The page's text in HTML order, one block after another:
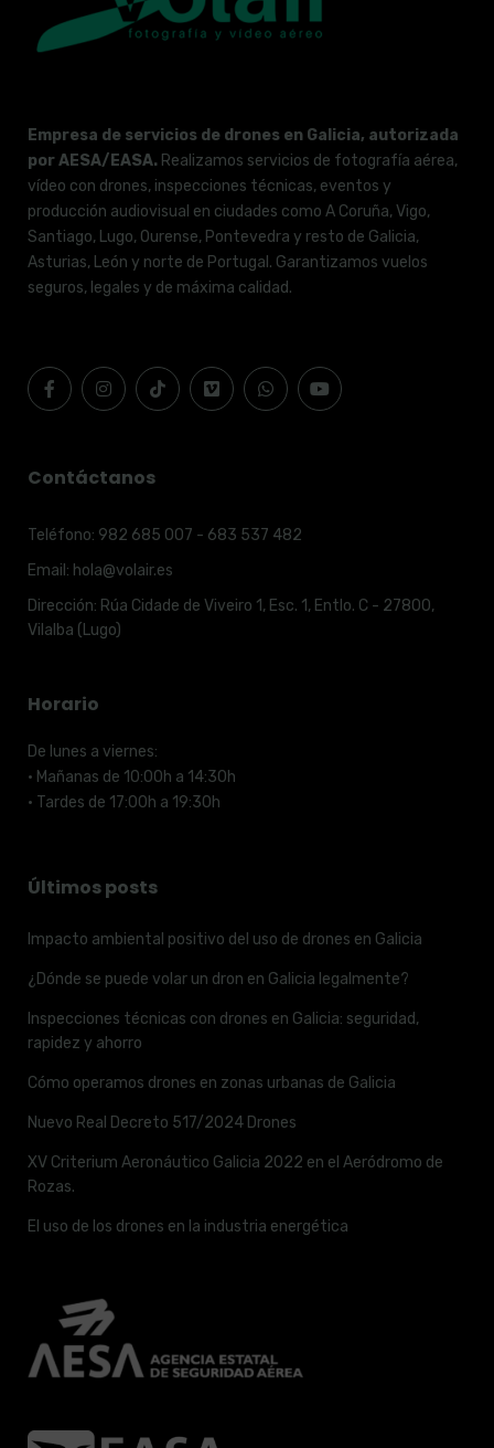
Empresa de servicios de drones en Galicia, autorizada
por AESA/EASA. Realizamos servicios de fotografía aérea,
vídeo con drones, inspecciones técnicas, eventos y
producción audiovisual en ciudades como A Coruña, Vigo,
Santiago, Lugo, Ourense, Pontevedra y resto de Galicia,
Asturias, León y norte de Portugal. Garantizamos vuelos
seguros, legales y de máxima calidad.
Contáctanos
Teléfono: 982 685 007 - 683 537 482
Email: hola@volair.es
Dirección: Rúa Cidade de Viveiro 1, Esc. 1, Entlo. C - 27800,
Vilalba (Lugo)
Horario
De lunes a viernes:
· Mañanas de 10:00h a 14:30h
· Tardes de 17:00h a 19:30h
Últimos posts
Impacto ambiental positivo del uso de drones en Galicia
¿Dónde se puede volar un dron en Galicia legalmente?
Inspecciones técnicas con drones en Galicia: seguridad,
rapidez y ahorro
Cómo operamos drones en zonas urbanas de Galicia
Nuevo Real Decreto 517/2024 Drones
XV Criterium Aeronáutico Galicia 2022 en el Aeródromo de
Rozas.
El uso de los drones en la industria energética